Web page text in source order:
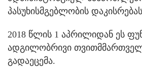
პასუხისმგებლობის
2018 წლის 1 აპრილიდან ეს
ადგილობრივი
გადაეცემა.